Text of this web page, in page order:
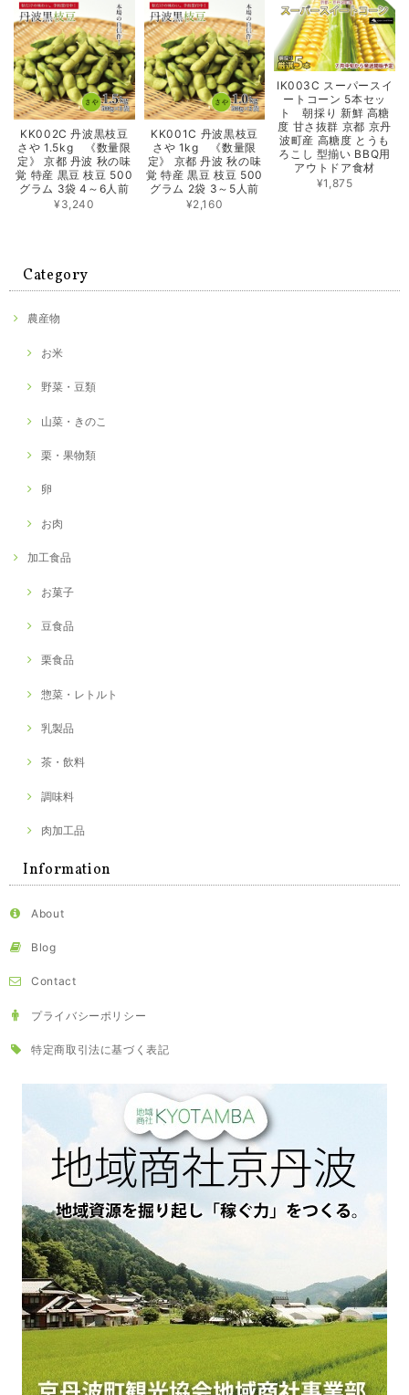
KK002C 丹波黒枝豆
さや 1.5kg 《数量限
定》 京都 丹波 秋の味
覚 特産 黒豆 枝豆 500
グラム 3袋 4～6人前
¥3,240
KK001C 丹波黒枝豆
さや 1kg 《数量限
定》 京都 丹波 秋の味
覚 特産 黒豆 枝豆 500
グラム 2袋 3～5人前
¥2,160
IK003C スーパースイ
ートコーン 5本セッ
ト 朝採り 新鮮 高糖
度 甘さ抜群 京都 京丹
波町産 高糖度 とうも
ろこし 型揃い BBQ用
アウトドア食材
¥1,875
Category
農産物
お米
野菜・豆類
山菜・きのこ
栗・果物類
卵
お肉
加工食品
お菓子
豆食品
栗食品
惣菜・レトルト
乳製品
茶・飲料
調味料
肉加工品
Information
About
Blog
Contact
プライバシーポリシー
特定商取引法に基づく表記